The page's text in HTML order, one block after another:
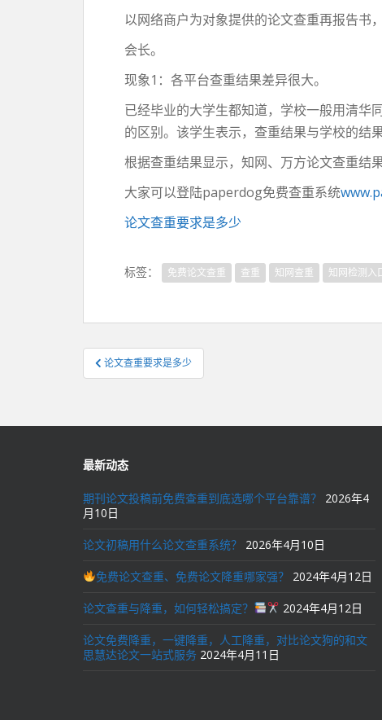
以网络商户为对象提供的论文查重再报告书
会长。
现象1：各平台查重结果差异很大。
已经毕业的大学生都知道，学校一般用清华
的区别。该学生表示，查重结果与学校的结
根据查重结果显示，知网、万方论文查重结
大家可以登陆paperdog免费查重系统
论文查重要求是多少
标签： 免费论文查重 查重 知网查重 知网检测入
文
章
航
论文查重要求是多少
最新动态
期刊论文投稿前免费查重到底选哪个平台靠谱？
2026年4
月10日
论文初稿用什么论文查重系统？ 2026年4月10日
免费论文查重、免费论文降重哪家强？ 2024年4月12日
论文查重与降重，如何轻松搞定？ 2024年4月12日
论文免费降重，一键降重，人工降重，对比论文狗的和文
思慧达论文一站式服务 2024年4月11日